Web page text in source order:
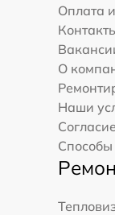
Оплата
О
Наши